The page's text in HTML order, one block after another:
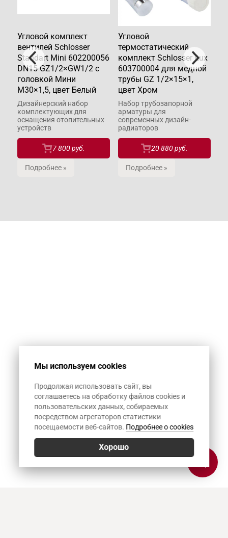
Угловой комплект
вентилей Schlosser
Standart Mini 602200056
DN15 GZ1/2×GW1/2 c
головкой Мини
М30×1,5, цвет Белый
Дизайнерский набор
комплектующих для
оснащения отопительных
устройств
7 800 руб.
Подробнее »
Угловой
термостатический
комплект Schlosser Lux
603700004 для медной
трубы GZ 1/2×15×1,
цвет Хром
Набор трубозапорной
арматуры для
современных дизайн-
радиаторов
20 880 руб.
Подробнее »
Мы используем cookies
Продолжая использовать сайт, вы
соглашаетесь на обработку файлов cookies и
пользовательских данных, собираемых
посредством агрегаторов статистики
посещаемости веб-сайтов. Подробнее о cookies
Хорошо